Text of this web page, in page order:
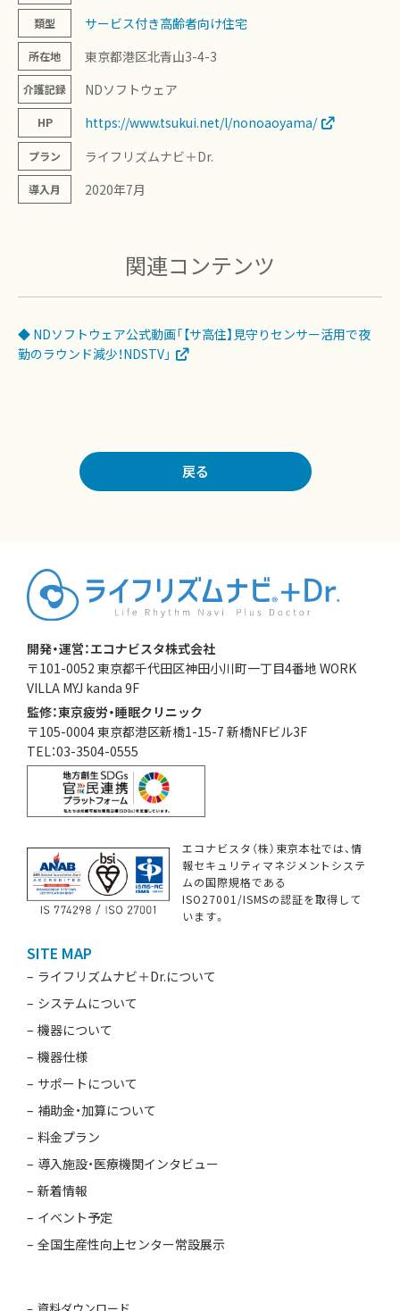
類型 サービス付き高齢者向け住宅
所在地 東京都港区北青山3-4-3
介護記録 NDソフトウェア
HP https://www.tsukui.net/l/nonoaoyama/
プラン ライフリズムナビ＋Dr.
導入月 2020年7月
関連コンテンツ
◆ NDソフトウェア公式動画「【サ高住】見守りセンサー活用で夜
勤のラウンド減少！NDSTV」
戻る
開発・運営：エコナビスタ株式会社
〒101-0052 東京都千代田区神田小川町一丁目4番地 WORK
VILLA MYJ kanda 9F
監修：東京疲労・睡眠クリニック
〒105-0004 東京都港区新橋1-15-7 新橋NFビル3F
TEL：03-3504-0555
エコナビスタ（株）東京本社では、情
報セキュリティマネジメントシステ
ムの国際規格である
ISO27001/ISMSの認証を取得して
います。
SITE MAP
ライフリズムナビ＋Dr.について
システムについて
機器について
機器仕様
サポートについて
補助金・加算について
料金プラン
導入施設・医療機関インタビュー
新着情報
イベント予定
全国生産性向上センター常設展示